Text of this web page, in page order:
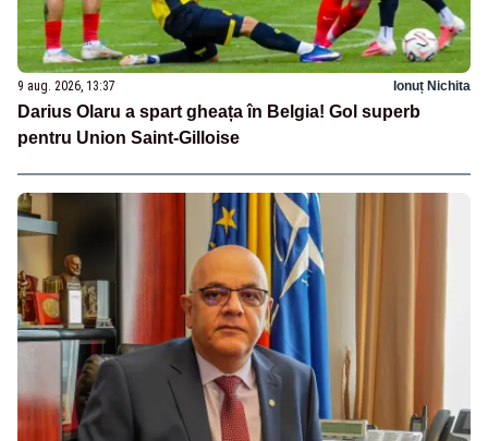
9 aug. 2026, 13:37 Ionuț Nichita
Darius Olaru a spart gheața în Belgia! Gol superb
pentru Union Saint-Gilloise